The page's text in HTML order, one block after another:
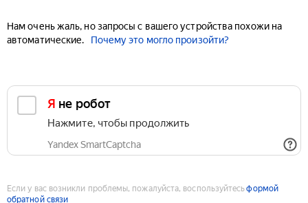
Нам очень жаль, но запросы с вашего устройства похожи на
автоматические.
Почему это могло произойти?
Я не робот
Нажмите, чтобы продолжить
Yandex SmartCaptcha
Если у вас возникли проблемы, пожалуйста, воспользуйтесьформой
обратной связи